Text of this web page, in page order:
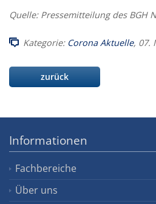
Quelle: Pressemitteilung des BGH
Kategorie: Corona Aktuelle, 07.
zurück
Informationen
Fachbereiche
Über uns